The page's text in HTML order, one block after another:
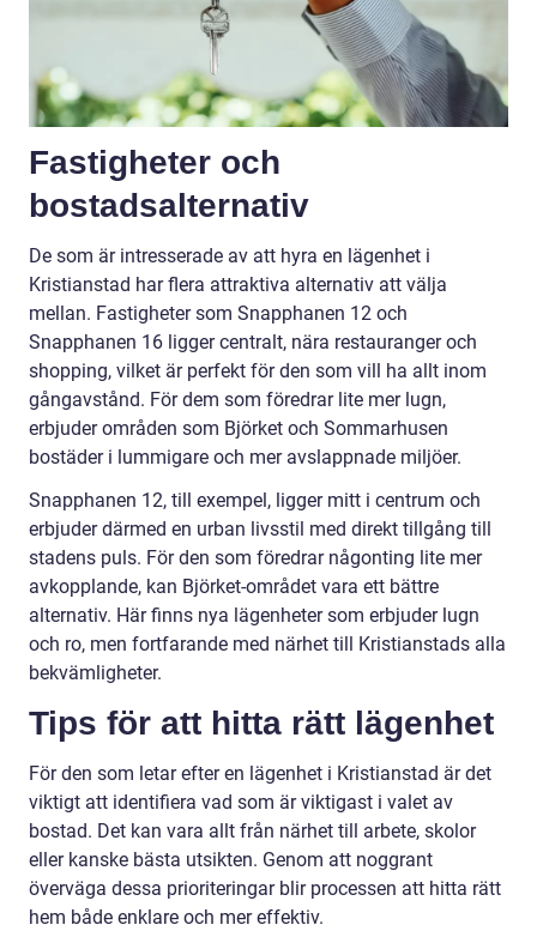
Fastigheter och
bostadsalternativ
De som är intresserade av att hyra en lägenhet i
Kristianstad har flera attraktiva alternativ att välja
mellan. Fastigheter som Snapphanen 12 och
Snapphanen 16 ligger centralt, nära restauranger och
shopping, vilket är perfekt för den som vill ha allt inom
gångavstånd. För dem som föredrar lite mer lugn,
erbjuder områden som Björket och Sommarhusen
bostäder i lummigare och mer avslappnade miljöer.
Snapphanen 12, till exempel, ligger mitt i centrum och
erbjuder därmed en urban livsstil med direkt tillgång till
stadens puls. För den som föredrar någonting lite mer
avkopplande, kan Björket-området vara ett bättre
alternativ. Här finns nya lägenheter som erbjuder lugn
och ro, men fortfarande med närhet till Kristianstads alla
bekvämligheter.
Tips för att hitta rätt lägenhet
För den som letar efter en lägenhet i Kristianstad är det
viktigt att identifiera vad som är viktigast i valet av
bostad. Det kan vara allt från närhet till arbete, skolor
eller kanske bästa utsikten. Genom att noggrant
överväga dessa prioriteringar blir processen att hitta rätt
hem både enklare och mer effektiv.